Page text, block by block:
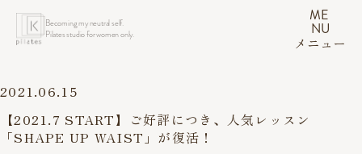
Becoming my neutral self.
Pilates studio for women only.
ME
NU
メニュー
2021.06.15
【2021.7 START】ご好評につき、人気レッスン
「SHAPE UP WAIST」が復活！